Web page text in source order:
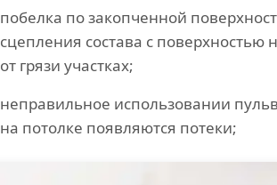
побелка по закопченной
сцепления состава с
от грязи участках;
неправильное использовании
на потолке появляются потеки;